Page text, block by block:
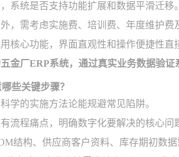
系统是否支持功能扩展和数据平滑迁移。
，需考虑实施费、培训费、年度维护费
核心功能，界面直观性和操作便捷性直
金厂ERP系统，通过真实业务数据验证
些关键步骤？
学的实施方法论能规避常见陷阱。
流程痛点，明确数字化要解决的核心问
结构、供应商客户资料、库存期初数据